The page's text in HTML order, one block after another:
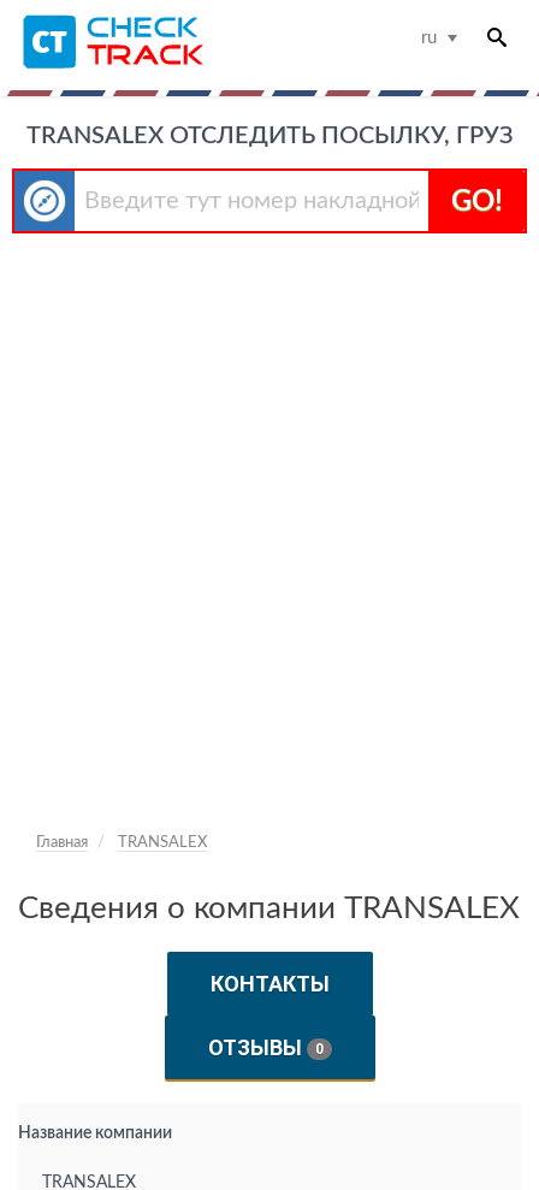
ru
TRANSALEX ОТСЛЕДИТЬ ПОСЫЛКУ, ГРУЗ
GO!
Главная TRANSALEX
Сведения о компании TRANSALEX
КОНТАКТЫ
ОТЗЫВЫ 0
Название компании
TRANSALEX